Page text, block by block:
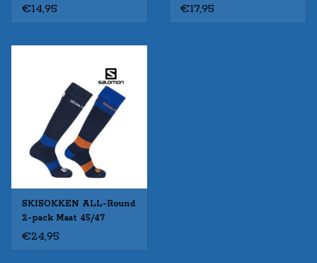
€14,95 €17,95
SKISOKKEN ALL-Round
2-pack Maat 45/47
€24,95